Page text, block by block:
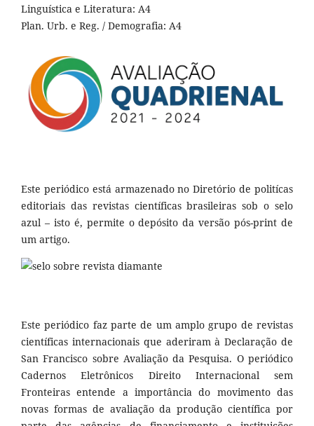
Linguística e Literatura: A4
Plan. Urb. e Reg. / Demografia: A4
Este periódico está armazenado no Diretório de politícas
editoriais das revistas científicas brasileiras sob o selo
azul – isto é, permite o depósito da versão pós-print de
um artigo.
Este periódico faz parte de um amplo grupo de revistas
científicas internacionais que aderiram à Declaração de
San Francisco sobre Avaliação da Pesquisa. O periódico
Cadernos Eletrônicos Direito Internacional sem
Fronteiras entende a importância do movimento das
novas formas de avaliação da produção científica por